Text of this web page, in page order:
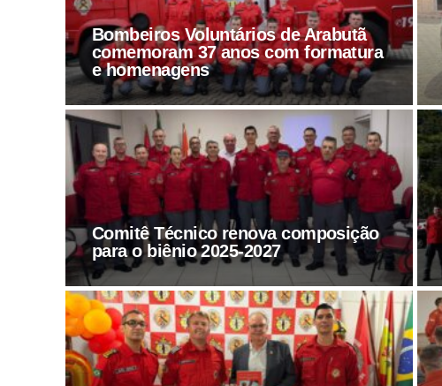
Bombeiros Voluntários de Arabutã
comemoram 37 anos com formatura
e homenagens
Comitê Técnico renova composição
para o biênio 2025-2027